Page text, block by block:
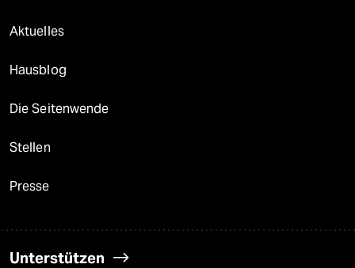
Aktuelles
Hausblog
Die Seitenwende
Stellen
Presse
Unterstützen